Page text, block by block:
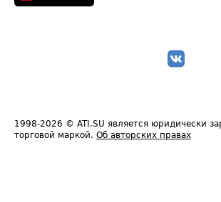
1998-2026 © ATI.SU является юридически
торговой маркой. Об авторских правах